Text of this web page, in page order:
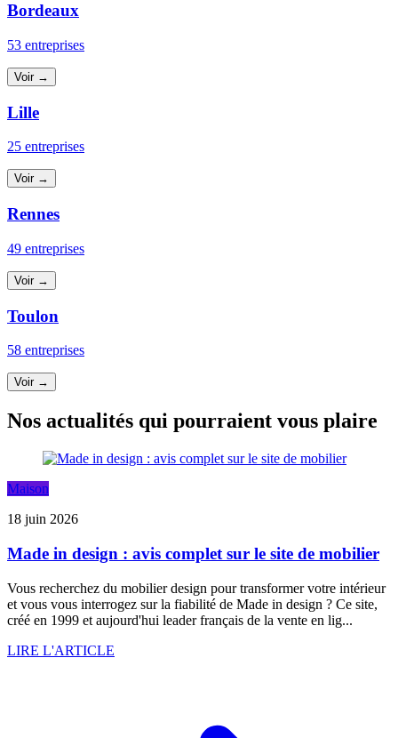
Bordeaux
53 entreprises
Voir →
Lille
25 entreprises
Voir →
Rennes
49 entreprises
Voir →
Toulon
58 entreprises
Voir →
Nos actualités qui pourraient vous plaire
Maison
18 juin 2026
Made in design : avis complet sur le site de mobilier
Vous recherchez du mobilier design pour transformer votre intérieur
et vous vous interrogez sur la fiabilité de Made in design ? Ce site,
créé en 1999 et aujourd'hui leader français de la vente en lig...
LIRE L'ARTICLE